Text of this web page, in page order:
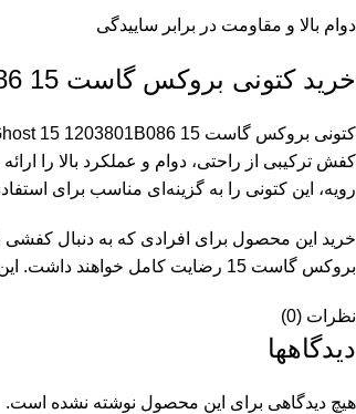
دوام بالا و مقاومت در برابر ساییدگی
خرید کتونی بروکس گاست 15 Brooks ghost 15 1203801B086
کفش ترکیبی از راحتی، دوام و عملکرد بالا را
رویه، این کتونی را به گزینه‌ای مناسب برای
خرید این محصول برای افرادی که به دنبال کفشی
بروکس گاست 15 رضایت کامل خواهند داشت. این کفش به‌واسطه فناوری‌های نوین و مهندسی دقیق، کمک می‌کند تا عملکرد ورزشی خود را بهبود بخشید و آسیب‌های ناشی از فشار و ضربه به پا را کاهش دهید.
نظرات (0)
دیدگاهها
هیچ دیدگاهی برای این محصول نوشته نشده است.